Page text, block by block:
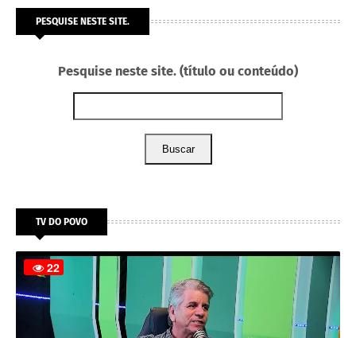
PESQUISE NESTE SITE.
Pesquise neste site. (título ou conteúdo)
Buscar
TV DO POVO